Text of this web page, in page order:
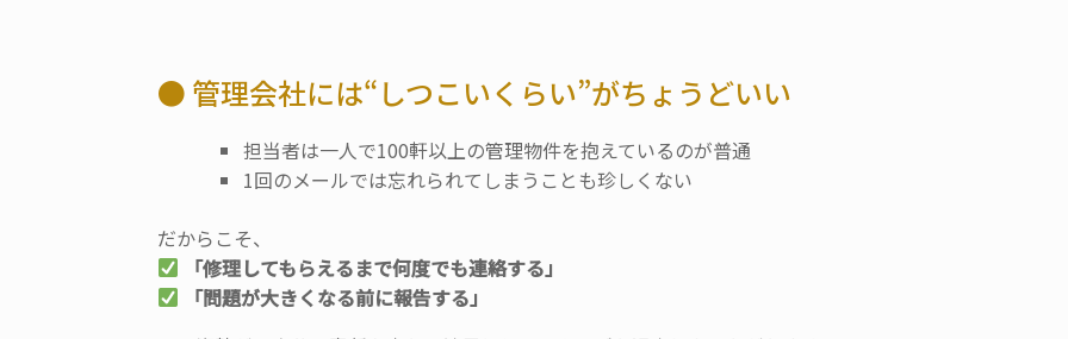
● 管理会社には“しつこいくらい”がちょうどいい
担当者は一人で100軒以上の管理物件を抱えているのが普通
1回のメールでは忘れられてしまうことも珍しくない
だからこそ、
「修理してもらえるまで何度でも連絡する」
「問題が大きくなる前に報告する」